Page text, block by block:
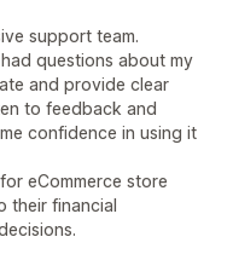
support team.
questions about my
and provide clear
to feedback and
confidence in using it
eCommerce store
their financial